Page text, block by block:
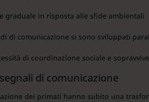
graduale in risposta alle sfide ambientali
di comunicazione si sono sviluppati
di coordinazione sociale e
di comunicazione
dei primati hanno subito una